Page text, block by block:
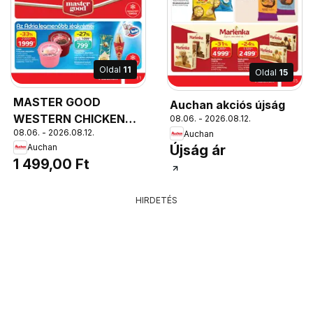
Oldal 11
MASTER GOOD
WESTERN CHICKEN
NUGGETS, MASTER
GOOD WESTERN
CHICKEN NUGGETS
08.06. - 2026.08.12.
Auchan
1 499,00 Ft
Oldal 15
Auchan akciós újság
08.06. - 2026.08.12.
Auchan
Újság ár
HIRDETÉS